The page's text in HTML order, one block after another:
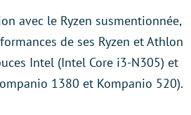
avec le Ryzen susmentionnée,
de ses Ryzen et Athlon
Intel (Intel Core i3-N305) et
1380 et Kompanio 520).